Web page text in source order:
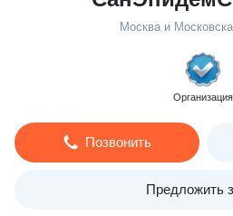
Москва и
Организация
Позвонить
Предложить